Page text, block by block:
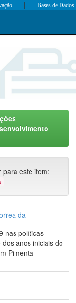
| Bases de Dados
para este item:
da
nas políticas
anos iniciais do
Pimenta